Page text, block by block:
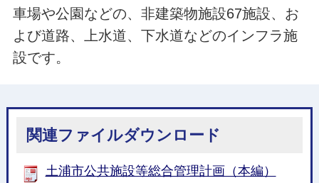
車場や公園などの、非建築物施設67施設、お
よび道路、上水道、下水道などのインフラ施
設です。
関連ファイルダウンロード
土浦市公共施設等総合管理計画（本編）